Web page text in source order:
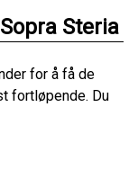
Steria
for å få de
fortløpende. Du